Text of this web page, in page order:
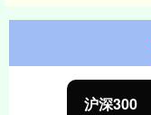
沪深300